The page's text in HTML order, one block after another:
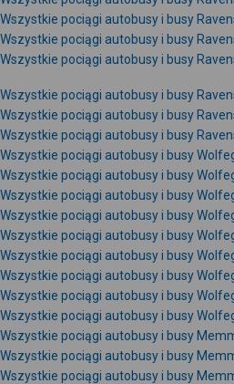
Wszystkie pociągi autobusy i busy
Wszystkie pociągi autobusy i busy
Wszystkie pociągi autobusy i busy
Wszystkie pociągi autobusy i busy
Wszystkie pociągi autobusy i busy
Wszystkie pociągi autobusy i busy
Wszystkie pociągi autobusy i busy
Wszystkie pociągi autobusy i busy
Wszystkie pociągi autobusy i busy
Wszystkie pociągi autobusy i busy
Wszystkie pociągi autobusy i busy
Wszystkie pociągi autobusy i busy
Wszystkie pociągi autobusy i busy
Wszystkie pociągi autobusy i busy
Wszystkie pociągi autobusy i busy
Wszystkie pociągi autobusy i busy
Wszystkie pociągi autobusy i busy
Wszystkie pociągi autobusy i busy